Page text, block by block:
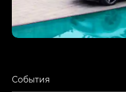
События